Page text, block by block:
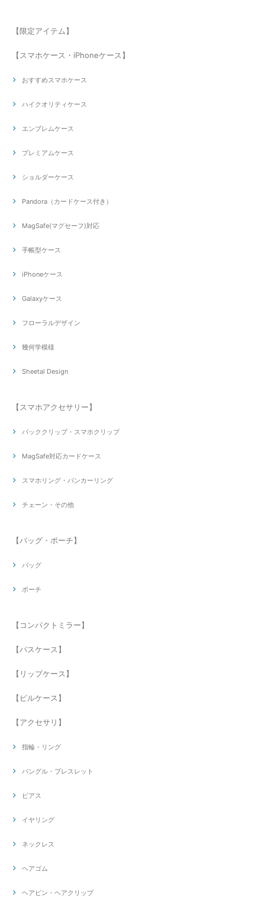
【限定アイテム】
【スマホケース・iPhoneケース】
おすすめスマホケース
ハイクオリティケース
エンブレムケース
プレミアムケース
ショルダーケース
Pandora（カードケース付き）
MagSafe(マグセーフ)対応
手帳型ケース
iPhoneケース
Galaxyケース
フローラルデザイン
幾何学模様
Sheetal Design
【スマホアクセサリー】
バッククリップ・スマホクリップ
MagSafe対応カードケース
スマホリング・バンカーリング
チェーン・その他
【バッグ・ポーチ】
バッグ
ポーチ
【コンパクトミラー】
【パスケース】
【リップケース】
【ピルケース】
【アクセサリ】
指輪・リング
バングル・ブレスレット
ピアス
イヤリング
ネックレス
ヘアゴム
ヘアピン・ヘアクリップ